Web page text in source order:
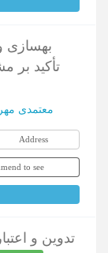
بهسازی
تأکید بر
معتمدی
Address
to see
تدوین و